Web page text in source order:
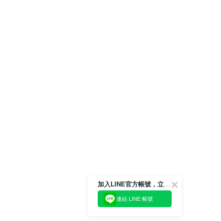
加入LINE官方帳號，立即獲得$100購物金!
連結 LINE 帳號